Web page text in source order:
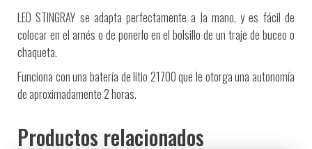
LED STINGRAY se adapta perfectamente a la mano, y es fácil de
colocar en el arnés o de ponerlo en el bolsillo de un traje de buceo o
chaqueta.
Funciona con una batería de litio 21700 que le otorga una autonomía
de aproximadamente 2 horas.
Productos relacionados